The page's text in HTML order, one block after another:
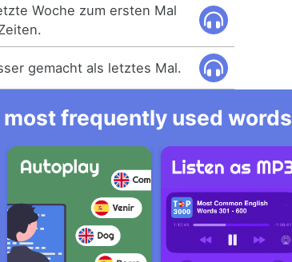
Woche zum ersten Mal
gemacht als letztes Mal.
frequently used words